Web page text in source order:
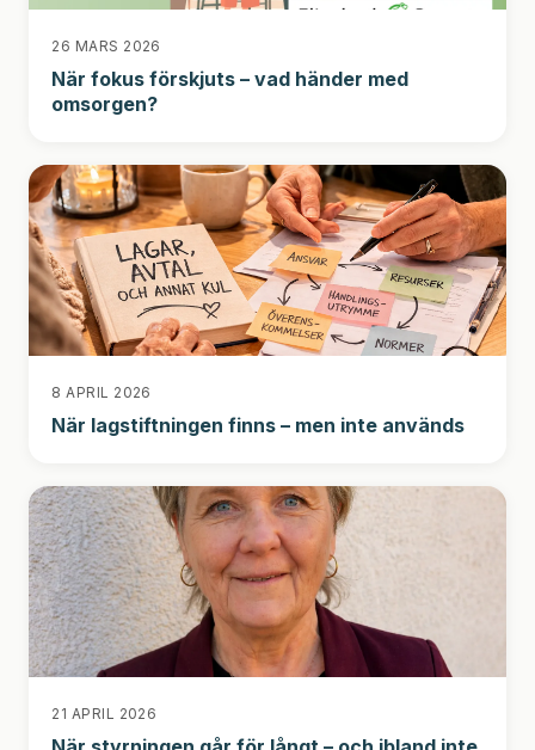
26 MARS 2026
När fokus förskjuts – vad händer med
omsorgen?
8 APRIL 2026
När lagstiftningen finns – men inte används
21 APRIL 2026